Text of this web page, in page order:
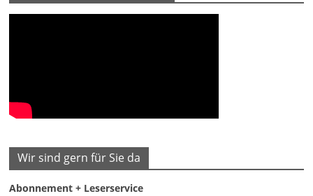
Wir sind gern für Sie da
Abonnement + Leserservice